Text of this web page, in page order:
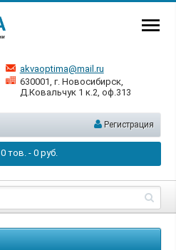
akvaoptima@mail.ru
630001, г. Новосибирск,
Д.Ковальчук 1 к.2, оф.313
Регистрация
0тов. - 0руб.